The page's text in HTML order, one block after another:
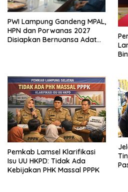
PWI Lampung Gandeng MPAL,
HPN dan Porwanas 2027
Disiapkan Bernuansa Adat
Pemkab Lamsel Klarifikasi
Isu UU HKPD: Tidak Ada
Kebijakan PHK Massal PPPK